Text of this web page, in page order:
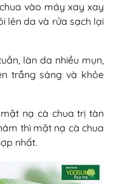
vào máy xay xay
lên da và rửa sạch lại
làn da nhiều mụn,
trắng sáng và khỏe
nạ cà chua trị tàn
thì mặt nạ cà chua
nhất.